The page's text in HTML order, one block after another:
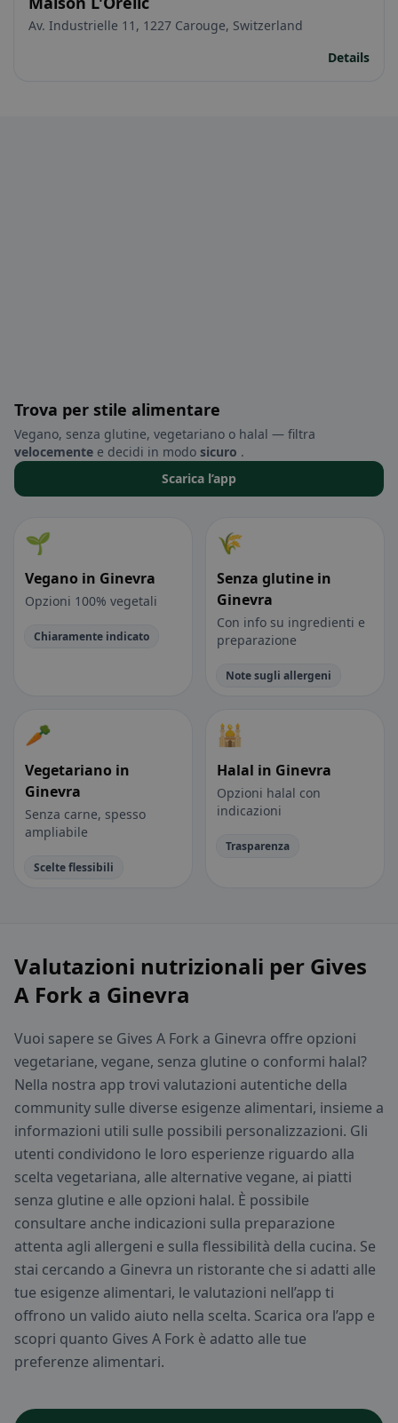
Av. Industrielle 11, 1227 Carouge, Switzerland
Details
Trova per stile alimentare
Vegano, senza glutine, vegetariano o halal — filtra
velocemente e decidi in modo sicuro .
Scarica l’app
🌱
Vegano in Ginevra
Opzioni 100% vegetali
Chiaramente indicato
🌾
Senza glutine in
Ginevra
Con info su ingredienti e
preparazione
Note sugli allergeni
🥕
Vegetariano in
Ginevra
Senza carne, spesso
ampliabile
Scelte flessibili
🕌
Halal in Ginevra
Opzioni halal con
indicazioni
Trasparenza
Valutazioni nutrizionali per Gives
A Fork a Ginevra
Vuoi sapere se Gives A Fork a Ginevra offre opzioni
vegetariane, vegane, senza glutine o conformi halal?
Nella nostra app trovi valutazioni autentiche della
community sulle diverse esigenze alimentari, insieme a
informazioni utili sulle possibili personalizzazioni. Gli
utenti condividono le loro esperienze riguardo alla
scelta vegetariana, alle alternative vegane, ai piatti
senza glutine e alle opzioni halal. È possibile
consultare anche indicazioni sulla preparazione
attenta agli allergeni e sulla flessibilità della cucina. Se
stai cercando a Ginevra un ristorante che si adatti alle
tue esigenze alimentari, le valutazioni nell’app ti
offrono un valido aiuto nella scelta. Scarica ora l’app e
scopri quanto Gives A Fork è adatto alle tue
preferenze alimentari.